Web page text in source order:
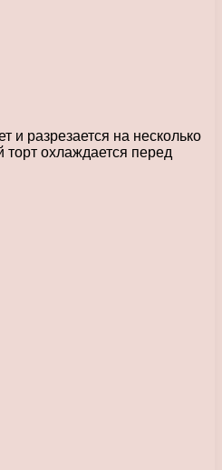
и разрезается на несколько
охлаждается перед